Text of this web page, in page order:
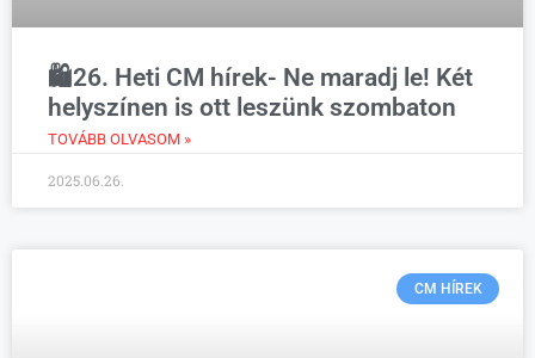
🛍️26. Heti CM hírek- Ne maradj le! Két
helyszínen is ott leszünk szombaton
TOVÁBB OLVASOM »
2025.06.26.
CM HÍREK